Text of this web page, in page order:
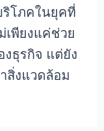
ริโภคในยุคที่
เพียงแค่ช่วย
งธุรกิจ แต่ยัง
สิ่งแวดล้อม